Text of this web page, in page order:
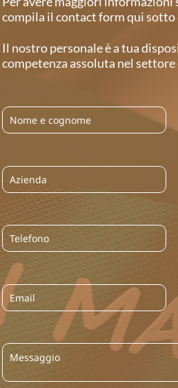
compila il contact form qui sotto
Il nostro personale è a tua
competenza assoluta nel settore